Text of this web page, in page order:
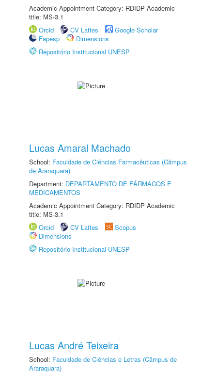
Academic Appointment Category: RDIDP Academic
title: MS-3.1
Orcid
CV Lattes
Google Scholar
Fapesp
Dimensions
Repositório Institucional UNESP
Lucas Amaral Machado
School: Faculdade de Ciências Farmacêuticas (Câmpus
de Araraquara)
Department: DEPARTAMENTO DE FÁRMACOS E
MEDICAMENTOS
Academic Appointment Category: RDIDP Academic
title: MS-3.1
Orcid
CV Lattes
Scopus
Dimensions
Repositório Institucional UNESP
Lucas André Teixeira
School: Faculdade de Ciências e Letras (Câmpus de
Araraquara)